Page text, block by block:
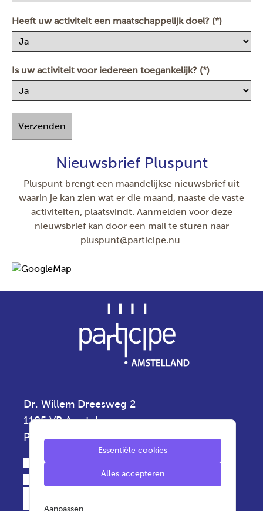
Heeft uw activiteit een maatschappelijk doel? (*)
Is uw activiteit voor iedereen toegankelijk? (*)
Verzenden
Nieuwsbrief Pluspunt
Pluspunt brengt een maandelijkse nieuwsbrief uit
waarin je kan zien wat er die maand, naaste de vaste
activiteiten, plaatsvindt. Aanmelden voor deze
nieuwsbrief kan door een mail te sturen naar
pluspunt@participe.nu
Dr. Willem Dreesweg 2
1185 VB Amstelveen
Privacyverklaring
020 - 5 430 430
info.amstelland@participe.nu
Essentiële cookies
Alles accepteren
Aanpassen